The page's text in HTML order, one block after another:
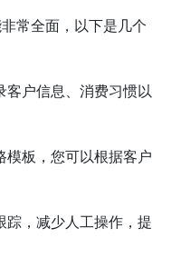
常全面，以下是几个
客户信息、消费习惯以
模板，您可以根据客户
踪，减少人工操作，提